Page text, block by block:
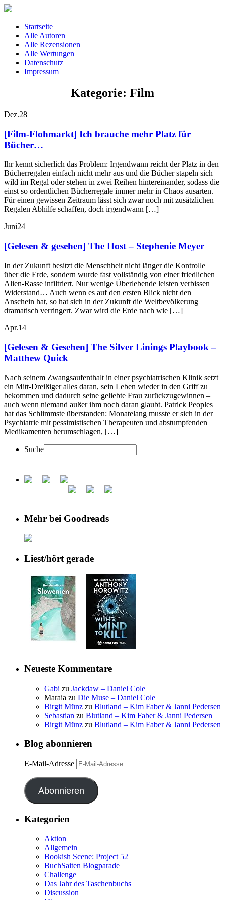
Startseite
Alle Autoren
Alle Rezensionen
Alle Wertungen
Datenschutz
Impressum
Kategorie: Film
Dez.28
[Film-Flohmarkt] Ich brauche mehr Platz für
Bücher…
Ihr kennt sicherlich das Problem: Irgendwann reicht der Platz in den
Bücherregalen einfach nicht mehr aus und die Bücher stapeln sich
wild im Regal oder stehen in zwei Reihen hintereinander, sodass die
einst so ordentlichen Bücherregale immer mehr in Chaos ausarten.
Für einen gewissen Zeitraum lässt sich zwar noch mit zusätzlichen
Regalen Abhilfe schaffen, doch irgendwann […]
Juni24
[Gelesen & gesehen] The Host – Stephenie Meyer
In der Zukunft besitzt die Menschheit nicht länger die Kontrolle
über die Erde, sondern wurde fast vollständig von einer friedlichen
Alien-Rasse infiltriert. Nur wenige Überlebende leisten verbissen
Widerstand… Auch wenn es auf den ersten Blick nicht den
Anschein hat, so hat sich in der Zukunft die Weltbevölkerung
dramatisch verringert. Zwar wird die Erde nach wie […]
Apr.14
[Gelesen & Gesehen] The Silver Linings Playbook –
Matthew Quick
Nach seinem Zwangsaufenthalt in einer psychiatrischen Klinik setzt
ein Mitt-Dreißiger alles daran, sein Leben wieder in den Griff zu
bekommen und dadurch seine geliebte Frau zurückzugewinnen –
auch wenn niemand außer ihm noch daran glaubt. Patrick Peoples
hat das Schlimmste überstanden: Monatelang musste er sich in der
Psychiatrie mit pessimistischen Therapeuten und abstumpfenden
Medikamenten herumschlagen, […]
Suche
Mehr bei Goodreads
Liest/hört gerade
Neueste Kommentare
Gabi zu Jackdaw – Daniel Cole
Maraia zu Die Muse – Daniel Cole
Birgit Münz zu Blutland – Kim Faber & Janni Pedersen
Sebastian zu Blutland – Kim Faber & Janni Pedersen
Birgit Münz zu Blutland – Kim Faber & Janni Pedersen
Blog abonnieren
E-Mail-Adresse
Abonnieren
Kategorien
Aktion
Allgemein
Bookish Scene: Project 52
BuchSaiten Blogparade
Challenge
Das Jahr des Taschenbuchs
Discussion